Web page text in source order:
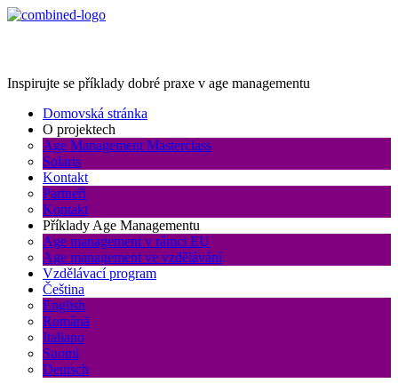
Inspirujte se příklady dobré praxe v age managementu
Domovská stránka
O projektech
Age Management Masterclass
Solaris
Kontakt
Partneři
Kontakt
Příklady Age Managementu
Age management v rámci EU
Age management ve vzdělávání
Vzdělávací program
Čeština
English
Română
Italiano
Suomi
Deutsch